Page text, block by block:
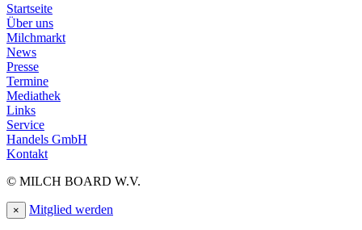
Startseite
Über uns
Milchmarkt
News
Presse
Termine
Mediathek
Links
Service
Handels GmbH
Kontakt
© MILCH BOARD W.V.
× Mitglied werden